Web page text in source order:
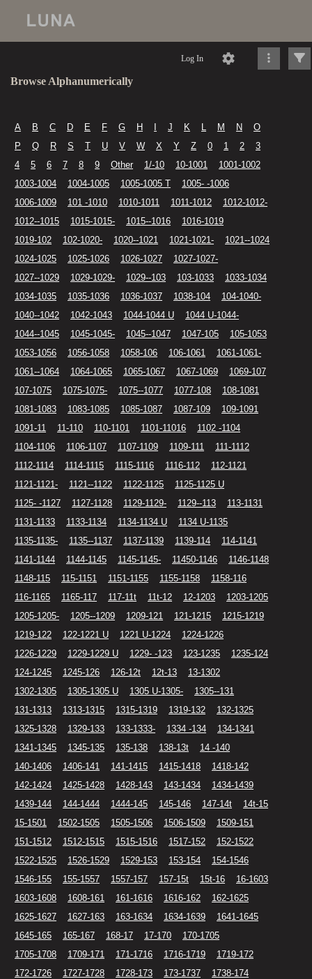
Log In
Browse Alphanumerically
A B C D E F G H J K L M N
O
P
Q R S T U V W X Y Z 0 1 2
3
4
5 6 7 8 9 Other 1/-10 10-1001
1001-1002
1003-1004
1004-1005 1005-1005 T
1005- -1006
1006-1009
101 -1010 1010-1011 1011-1012
1012-1012-
1012--1015
1015-1015- 1015--1016
1016-1019
1019-102
102-1020- 1020--1021 1021-1021-
1021--1024
1024-1025
1025-1026 1026-1027
1027-1027-
1027--1029
1029-1029- 1029--103 103-1033
1033-1034
1034-1035
1035-1036 1036-1037 1038-104
104-1040-
1040--1042
1042-1043 1044-1044 U
1044 U-1044-
1044--1045
1045-1045- 1045--1047 1047-105
105-1053
1053-1056
1056-1058 1058-106 106-1061
1061-1061-
1061--1064
1064-1065 1065-1067 1067-1069
1069-107
107-1075
1075-1075- 1075--1077 1077-108
108-1081
1081-1083
1083-1085 1085-1087 1087-109
109-1091
1091-11
11-110 110-1101 1101-11016
1102 -1104
1104-1106
1106-1107 1107-1109 1109-111
111-1112
1112-1114
1114-1115 1115-1116 1116-112
112-1121
1121-1121-
1121--1122 1122-1125
1125-1125 U
1125- -1127
1127-1128 1129-1129- 1129--113
113-1131
1131-1133
1133-1134 1134-1134 U
1134 U-1135
1135-1135-
1135--1137 1137-1139 1139-114
114-1141
1141-1144
1144-1145 1145-1145- 11450-1146
1146-1148
1148-115
115-1151 1151-1155 1155-1158
1158-116
116-1165
1165-117 117-11t 11t-12 12-1203
1203-1205
1205-1205-
1205--1209 1209-121 121-1215
1215-1219
1219-122
122-1221 U 1221 U-1224
1224-1226
1226-1229
1229-1229 U 1229- -123 123-1235
1235-124
124-1245
1245-126 126-12t 12t-13
13-1302
1302-1305
1305-1305 U 1305 U-1305-
1305--131
131-1313
1313-1315 1315-1319 1319-132
132-1325
1325-1328
1329-133 133-1333- 1334 -134
134-1341
1341-1345
1345-135 135-138 138-13t
14 -140
140-1406
1406-141 141-1415 1415-1418
1418-142
142-1424
1425-1428 1428-143 143-1434
1434-1439
1439-144
144-1444 1444-145 145-146 147-14t
14t-15
15-1501
1502-1505 1505-1506 1506-1509
1509-151
151-1512
1512-1515 1515-1516 1517-152
152-1522
1522-1525
1526-1529 1529-153 153-154
154-1546
1546-155
155-1557 1557-157 157-15t 15t-16
16-1603
1603-1608
1608-161 161-1616 1616-162
162-1625
1625-1627
1627-163 163-1634 1634-1639
1641-1645
1645-165
165-167 168-17 17-170
170-1705
1705-1708
1709-171 171-1716 1716-1719
1719-172
172-1726
1727-1728 1728-173 173-1737
1738-174